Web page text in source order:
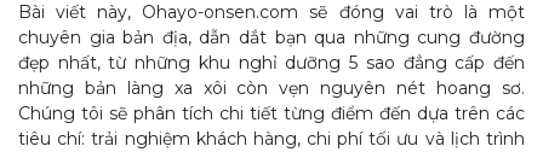
Bài viết này, Ohayo-onsen.com sẽ đóng vai trò là một
chuyên gia bản địa, dẫn dắt bạn qua những cung đường
đẹp nhất, từ những khu nghỉ dưỡng 5 sao đẳng cấp đến
những bản làng xa xôi còn vẹn nguyên nét hoang sơ.
Chúng tôi sẽ phân tích chi tiết từng điểm đến dựa trên các
tiêu chí: trải nghiệm khách hàng, chi phí tối ưu và lịch trình